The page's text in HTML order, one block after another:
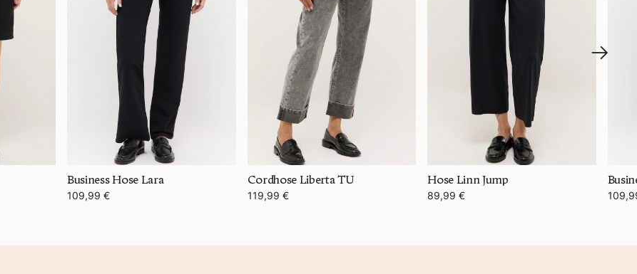
Business Hose Lara
109,99 €
Cordhose Liberta TU
119,99 €
Hose Linn Jump
89,99 €